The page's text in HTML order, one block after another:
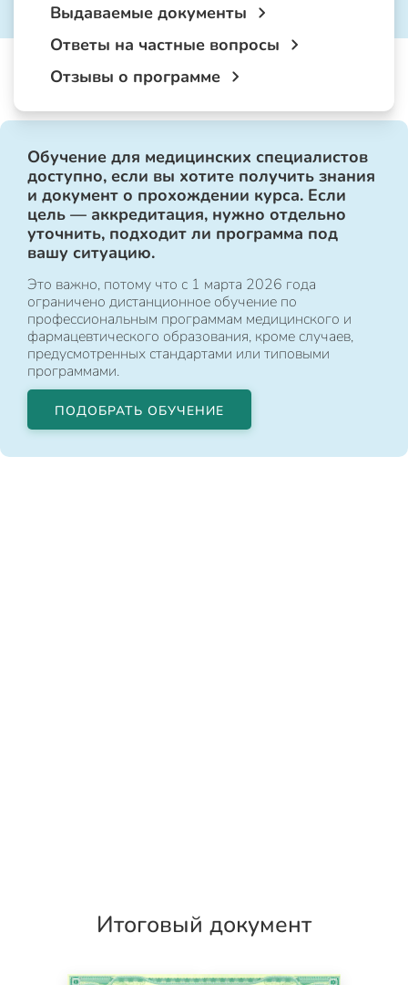
Выдаваемые документы
Ответы на частные вопросы
Отзывы о программе
Обучение для медицинских специалистов
доступно, если вы хотите получить знания
и документ о прохождении курса. Если
цель — аккредитация, нужно отдельно
уточнить, подходит ли программа под
вашу ситуацию.
Это важно, потому что с 1 марта 2026 года
ограничено дистанционное обучение по
профессиональным программам медицинского и
фармацевтического образования, кроме случаев,
предусмотренных стандартами или типовыми
программами.
ПОДОБРАТЬ ОБУЧЕНИЕ
Итоговый документ